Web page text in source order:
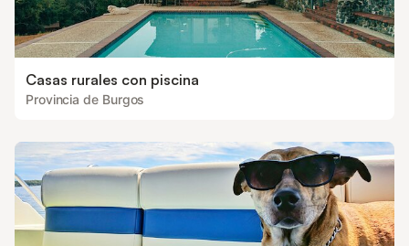
Casas rurales con piscina
Provincia de Burgos